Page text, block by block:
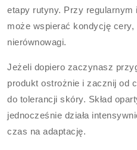
etapy rutyny. Przy
może wspierać kondycję
nierównowagi.
Jeżeli dopiero zaczynasz
produkt ostrożnie i zacznij od
do tolerancji skóry. Skład
jednocześnie działa
czas na adaptację.